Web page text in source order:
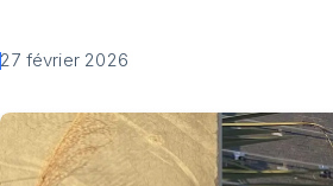
27 février 2026